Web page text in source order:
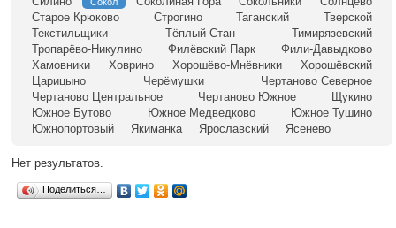
Старое Крюково
Строгино Таганский
Тверской
Текстильщики
Тёплый Стан
Тимирязевский
Тропарёво-Никулино
Филёвский Парк
Фили-Давыдково
Хамовники
Ховрино Хорошёво-Мнёвники
Хорошёвский
Царицыно
Черёмушки
Чертаново Северное
Чертаново Центральное
Чертаново Южное
Щукино
Южное Бутово
Южное Медведково
Южное Тушино
Южнопортовый
Якиманка Ярославский Ясенево
Нет результатов.
Поделиться…